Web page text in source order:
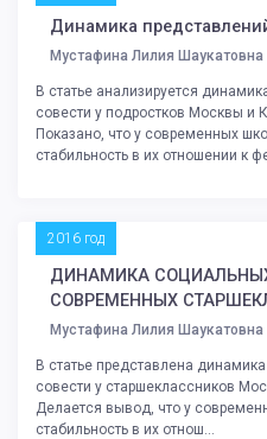
Динамика
Мустафина Лилия Шаукатовна
В статье анализируется
совести у подростков Москвы и
Показано, что у современных
стабильность в их отношении к
2016 год
ДИНАМИКА
СОВРЕМЕННЫХ
Мустафина Лилия Шаукатовна
В статье представлена
совести у старшеклассников
Делается вывод, что у
стабильность в их отнош...